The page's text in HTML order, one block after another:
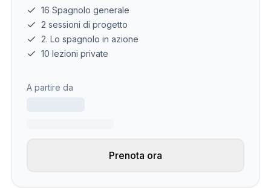
16 Spagnolo generale
2 sessioni di progetto
2. Lo spagnolo in azione
10 lezioni private
A partire da
Prenota ora